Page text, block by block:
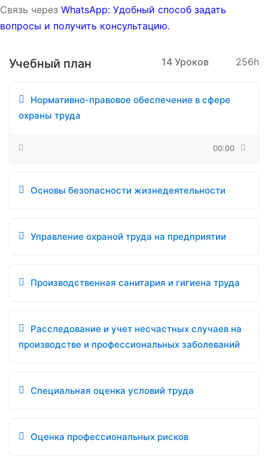
Связь через WhatsApp: Удобный способ задать
вопросы и получить консультацию.
Учебный план 14 Уроков 256h
Нормативно-правовое обеспечение в сфере
охраны труда
00:00
Основы безопасности жизнедеятельности
Управление охраной труда на предприятии
Производственная санитария и гигиена труда
Расследование и учет несчастных случаев на
производстве и профессиональных заболеваний
Специальная оценка условий труда
Оценка профессиональных рисков